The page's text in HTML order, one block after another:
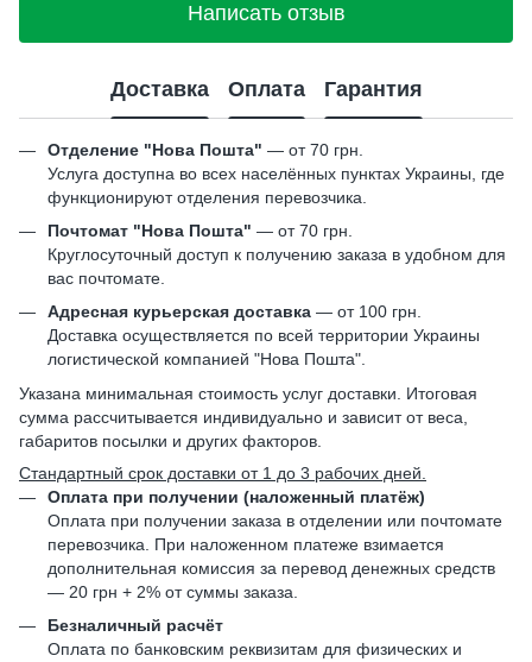
Написать отзыв
Доставка Оплата Гарантия
Отделение "Нова Пошта" — от 70 грн.
Услуга доступна во всех населённых пунктах Украины, где
функционируют отделения перевозчика.
Почтомат "Нова Пошта" — от 70 грн.
Круглосуточный доступ к получению заказа в удобном для
вас почтомате.
Адресная курьерская доставка — от 100 грн.
Доставка осуществляется по всей территории Украины
логистической компанией "Нова Пошта".
Указана минимальная стоимость услуг доставки. Итоговая
сумма рассчитывается индивидуально и зависит от веса,
габаритов посылки и других факторов.
Стандартный срок доставки от 1 до 3 рабочих дней.
Оплата при получении (наложенный платёж)
Оплата при получении заказа в отделении или почтомате
перевозчика. При наложенном платеже взимается
дополнительная комиссия за перевод денежных средств
— 20 грн + 2% от суммы заказа.
Безналичный расчёт
Оплата по банковским реквизитам для физических и